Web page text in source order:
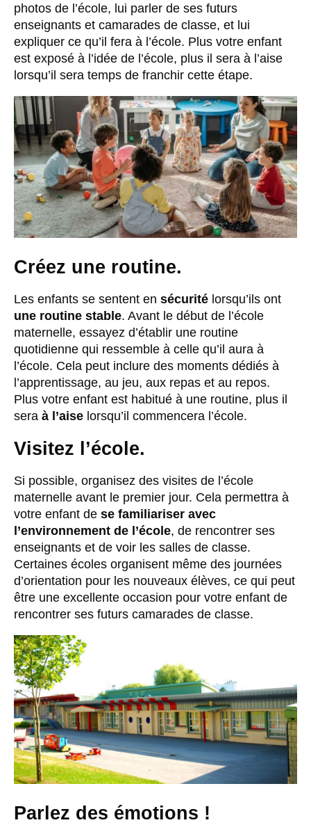
photos de l’école, lui parler de ses futurs
enseignants et camarades de classe, et lui
expliquer ce qu’il fera à l’école. Plus votre enfant
est exposé à l’idée de l’école, plus il sera à l’aise
lorsqu’il sera temps de franchir cette étape.
Créez une routine.
Les enfants se sentent en sécurité lorsqu’ils ont
une routine stable. Avant le début de l’école
maternelle, essayez d’établir une routine
quotidienne qui ressemble à celle qu’il aura à
l’école. Cela peut inclure des moments dédiés à
l’apprentissage, au jeu, aux repas et au repos.
Plus votre enfant est habitué à une routine, plus il
sera à l’aise lorsqu’il commencera l’école.
Visitez l’école.
Si possible, organisez des visites de l’école
maternelle avant le premier jour. Cela permettra à
votre enfant de se familiariser avec
l’environnement de l’école, de rencontrer ses
enseignants et de voir les salles de classe.
Certaines écoles organisent même des journées
d’orientation pour les nouveaux élèves, ce qui peut
être une excellente occasion pour votre enfant de
rencontrer ses futurs camarades de classe.
Parlez des émotions !